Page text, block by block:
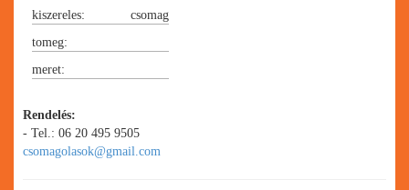
kiszereles:
csomag
tomeg:
db/karton
meret:
Rendelés:
- Tel.: 06 20 495 9505
csomagolasok@gmail.com